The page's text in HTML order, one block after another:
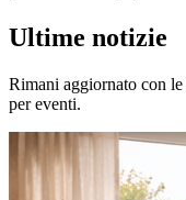
Ultime notizie
Rimani aggiornato con
per eventi.